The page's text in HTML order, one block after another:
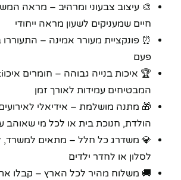
🎨 עיצוב צבעוני ומרהיב – מראה
חיים שמעניקים לשעון מראה ייחודי
⏰ פונקציית מעורר אמינה –
פעם
המבטיחים עמידות לאורך זמן
🎁 מתנה מושלמת – אידיאלי לאירועים
הולדת, חנוכת בית או לכל מי שאוהב
💎 משדרג כל חלל – מתאים למשרד,
לסלון או לחדר ילדים
🚚 משלוח מהיר לכל הארץ – קבלו